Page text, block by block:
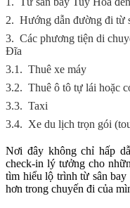
2. Hướng dẫn đường đi từ
3. Các phương tiện di
Đĩa
3.1. Thuê xe máy
3.2. Thuê ô tô tự lái hoặc
3.3. Taxi
3.4. Xe du lịch trọn gói
Nơi đây không chỉ hấp
check-in lý tưởng cho
tìm hiểu lộ trình từ sân
hơn trong chuyến đi của